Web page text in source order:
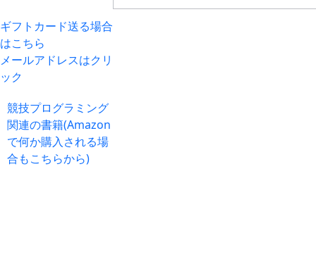
ギフトカード送る場合
はこちら
メールアドレスはクリ
ック
競技プログラミング
関連の書籍(Amazon
で何か購入される場
合もこちらから)